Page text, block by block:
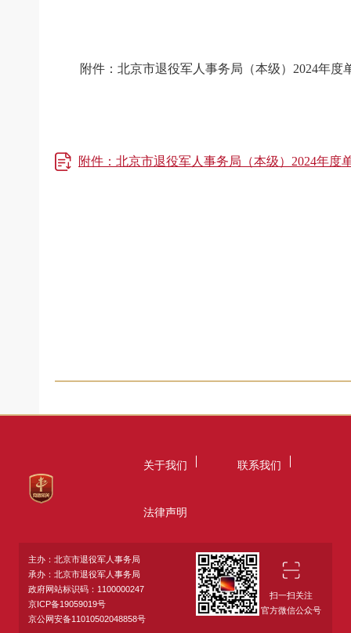
附件： 北京市退役军人事务局（本级） 2024年度
附件：北京市退役军人事务局（本级）2024年度
关于我们 联系我们
法律声明
主办：北京市退役军人事务局
承办：北京市退役军人事务局
政府网站标识码：1100000247
京ICP备19059019号
京公网安备11010502048858号
扫一扫关注
官方微信公众号